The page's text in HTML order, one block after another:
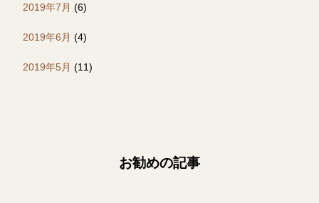
2019年7月 (6)
2019年6月 (4)
2019年5月 (11)
お勧めの記事